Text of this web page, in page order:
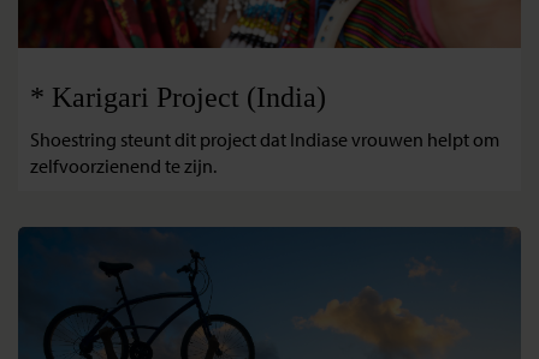
* Karigari Project (India)
Shoestring steunt dit project dat Indiase vrouwen helpt om
zelfvoorzienend te zijn.